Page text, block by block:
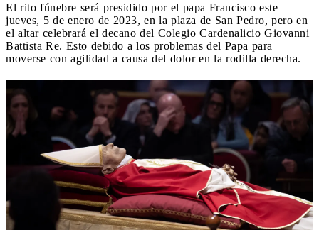
El rito fúnebre será presidido por el papa Francisco este
jueves, 5 de enero de 2023, en la plaza de San Pedro, pero en
el altar celebrará el decano del Colegio Cardenalicio Giovanni
Battista Re. Esto debido a los problemas del Papa para
moverse con agilidad a causa del dolor en la rodilla derecha.